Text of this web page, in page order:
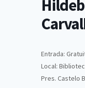
Entrada:
Local:
Pres. Castelo